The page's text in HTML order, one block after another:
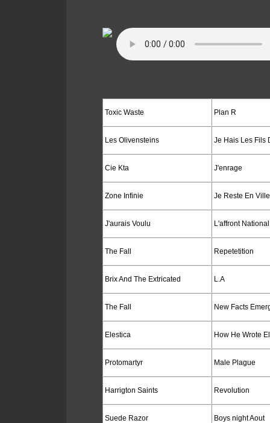
Toxic Waste Plan R
Les Olivensteins Je Hais Les Fils
Cie Kta J'enrage
Zone Infinie Je Reste En Ville
J'aurais Voulu L'affront National
The Fall Repetetition
Brix And The Extricated L.A
The Fall New Facts
Elestica How He Wrote
Protomartyr Male Plague
Harrigton Saints Revolution
Suede Razor Boys night Aout